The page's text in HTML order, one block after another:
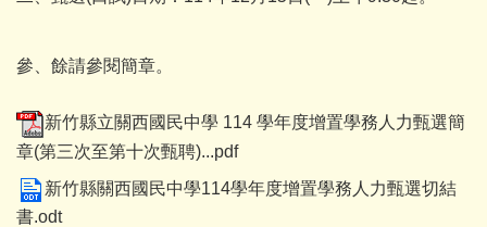
參、餘請參閱簡章。
新竹縣立關西國民中學 114 學年度增置學務人力甄選簡
章(第三次至第十次甄聘)...pdf
新竹縣關西國民中學114學年度增置學務人力甄選切結
書.odt